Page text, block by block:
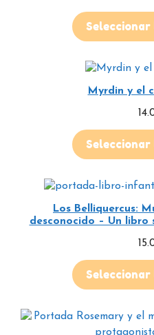
Seleccionar
Myrdin y el
Seleccionar
Los Belliquercus:
desconocido – Un
Seleccionar